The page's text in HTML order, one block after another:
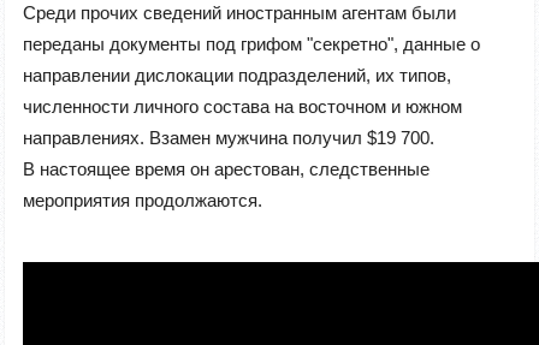
Среди прочих сведений иностранным агентам были
переданы документы под грифом "секретно", данные о
направлении дислокации подразделений, их типов,
численности личного состава на восточном и южном
направлениях. Взамен мужчина получил $19 700.
В настоящее время он арестован, следственные
мероприятия продолжаются.